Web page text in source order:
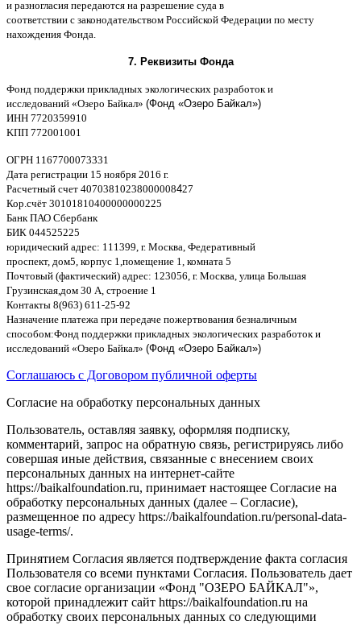
и разногласия передаются на разрешение суда в
соответствии c законодательством Российской Федерации по месту
нахождения Фонда
7. Реквизиты Фонда
Фонд поддержки прикладных экологических разработок и
исследований «Озеро Байкал» (Фонд «Озеро Байкал»)
ИНН 7720359910
KПП 772001001
ОГРН 1167700073331
Дата регистрации 15 ноября 2016 г.
Расчетный счет 40703810238000008427
Кор счёт 30101810400000000225
Банк ПАО Сбербанк
БИК 044525225
юридический адрес: 111399, г. Москва Федеративный
проспект, дом5, корпус 1, помещение 1, комната 5
Почтовый (фактический) адрес: 123056, г. Москва улица Большая
Грузинская дом 30 А строение 1
Контакты 8(963) 611-25-92
Назначение платежа при передаче пожертвования безналичным
способом:Фонд поддержки прикладных экологических разработок и
исследований «Озеро Байкал» (Фонд «Озеро Байкал»)
Соглашаюсь с Договором публичной оферты
Согласие на обработку персональных данных
Пользователь, оставляя заявку, оформляя подписку,
комментарий, запрос на обратную связь, регистрируясь либо
совершая иные действия, связанные с внесением своих
персональных данных на интернет-сайте
https://baikalfoundation.ru, принимает настоящее Согласие на
обработку персональных данных (далее – Согласие),
размещенное по адресу https://baikalfoundation.ru/personal-data-
usage-terms/.
Принятием Согласия является подтверждение факта согласия
Пользователя со всеми пунктами Согласия. Пользователь дает
свое согласие организации «Фонд "ОЗЕРО БАЙКАЛ"»,
которой принадлежит сайт https://baikalfoundation.ru на
обработку своих персональных данных со следующими